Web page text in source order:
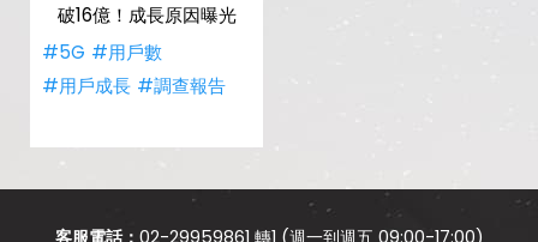
破16億！成長原因曝光
#5G #用戶數
#用戶成長 #調查報告
客服電話： 02-29959861 轉1 (週一到週五 09:00-17:00)